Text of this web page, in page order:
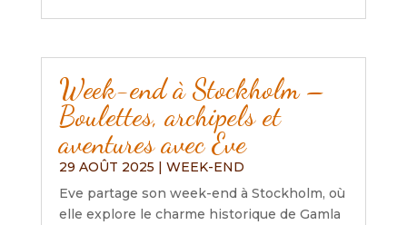
Week-end à Stockholm –
Boulettes, archipels et
aventures avec Eve
29 AOÛT 2025 | WEEK-END
Eve partage son week-end à Stockholm, où
elle explore le charme historique de Gamla